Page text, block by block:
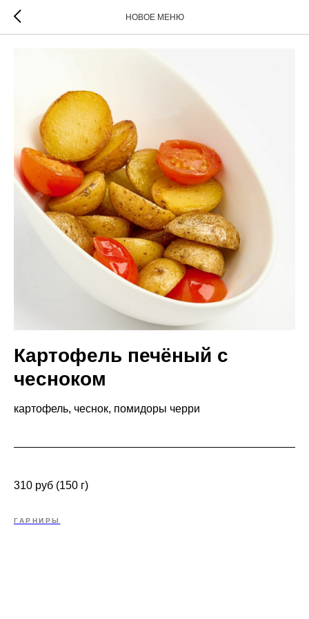
НОВОЕ МЕНЮ
Картофель печёный с
чесноком
картофель, чеснок, помидоры черри
310 руб (150 г)
ГАРНИРЫ